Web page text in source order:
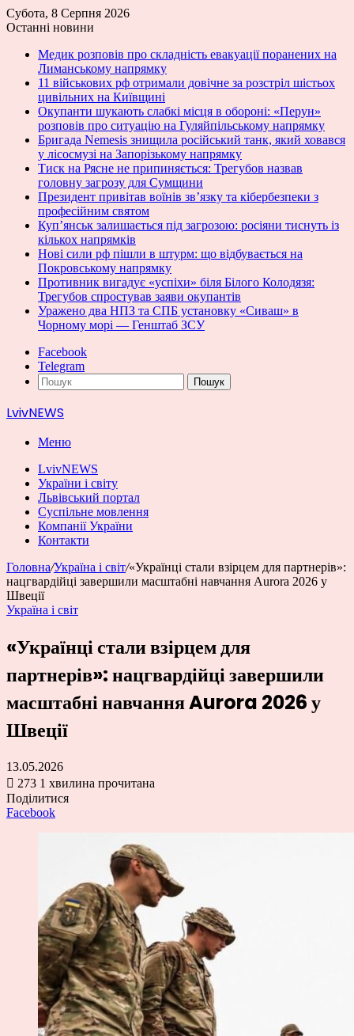
Субота, 8 Серпня 2026
Останні новини
Медик розповів про складність евакуації поранених на
Лиманському напрямку
11 військових рф отримали довічне за розстріл шістьох
цивільних на Київщині
Окупанти шукають слабкі місця в обороні: «Перун»
розповів про ситуацію на Гуляйпільському напрямку
Бригада Nemesis знищила російський танк, який ховався
у лісосмузі на Запорізькому напрямку
Тиск на Рясне не припиняється: Трегубов назвав
головну загрозу для Сумщини
Президент привітав воїнів зв’язку та кібербезпеки з
професійним святом
Куп’янськ залишається під загрозою: росіяни тиснуть із
кількох напрямків
Нові сили рф пішли в штурм: що відбувається на
Покровському напрямку
Противник вигадує «успіхи» біля Білого Колодязя:
Трегубов спростував заяви окупантів
Уражено два НПЗ та СПБ установку «Сиваш» в
Чорному морі — Генштаб ЗСУ
Facebook
Telegram
Пошук
LvivNEWS
Меню
LvivNEWS
України і світу
Львівський портал
Суспільне мовлення
Компанії України
Контакти
Головна/Україна і світ/«Українці стали взірцем для партнерів»:
нацгвардійці завершили масштабні навчання Aurora 2026 у
Швеції
Україна і світ
«Українці стали взірцем для
партнерів»: нацгвардійці завершили
масштабні навчання Aurora 2026 у
Швеції
13.05.2026
273 1 хвилина прочитана
Поділитися
Facebook